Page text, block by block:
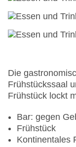
Check-out bis:
Hoteleröffnung:
Letzte
Lift
Anzahl der
Haustiere
Zimmerservice
Gesamtanzahl
Die
Frühstückssaal
Frühstück lockt
Bar: gegen
Frühstück
Kontinentales